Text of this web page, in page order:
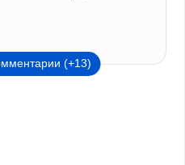
(+13)